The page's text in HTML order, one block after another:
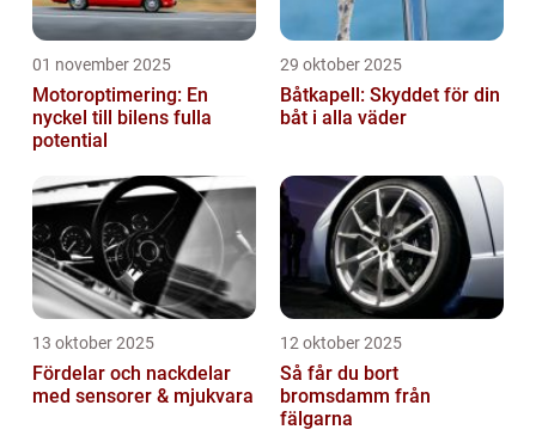
01 november 2025
Motoroptimering: En
nyckel till bilens fulla
potential
29 oktober 2025
Båtkapell: Skyddet för din
båt i alla väder
13 oktober 2025
Fördelar och nackdelar
med sensorer & mjukvara
12 oktober 2025
Så får du bort
bromsdamm från
fälgarna